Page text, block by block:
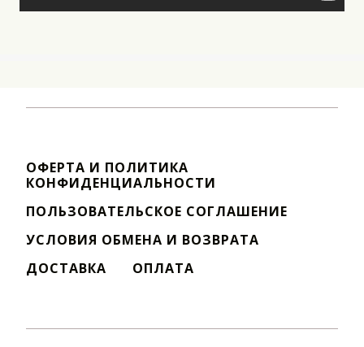
ОФЕРТА И ПОЛИТИКА
КОНФИДЕНЦИАЛЬНОСТИ
ПОЛЬЗОВАТЕЛЬСКОЕ СОГЛАШЕНИЕ
УСЛОВИЯ ОБМЕНА И ВОЗВРАТА
ДОСТАВКА
ОПЛАТА